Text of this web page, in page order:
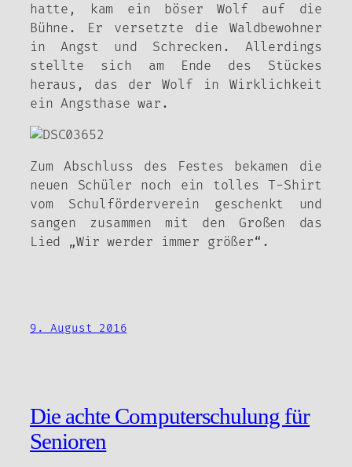
hatte, kam ein böser Wolf auf die
Bühne. Er versetzte die Waldbewohner
in Angst und Schrecken. Allerdings
stellte sich am Ende des Stückes
heraus, das der Wolf in Wirklichkeit
ein Angsthase war.
Zum Abschluss des Festes bekamen die
neuen Schüler noch ein tolles T-Shirt
vom Schulförderverein geschenkt und
sangen zusammen mit den Großen das
Lied „Wir werder immer größer“.
9. August 2016
Die achte Computerschulung für
Senioren